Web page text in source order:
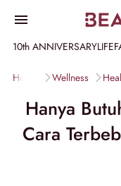
10th ANNIVERSARYLIFE
Home Wellness
Hanya
Cara